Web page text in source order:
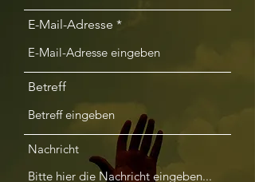
E-Mail-Adresse
Betreff
Nachricht